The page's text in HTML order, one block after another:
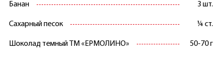
Банан 3 шт.
Сахарный песок ¼ ст.
Шоколад темный ТМ «ЕРМОЛИНО» 50-70 г